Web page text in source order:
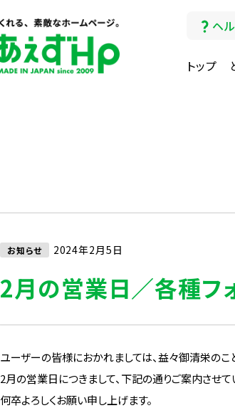
ヘ
トップ
お知らせ 2024年2月5日
2月の営業日／各種フ
ユーザーの皆様におかれましては、益々御清栄のこ
2月の営業日につきまして、下記の通りご案内させて
何卒よろしくお願い申し上げます。